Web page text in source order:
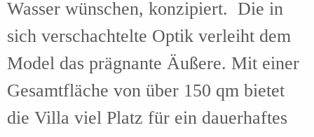
Wasser wünschen, konzipiert. Die in
sich verschachtelte Optik verleiht dem
Model das prägnante Äußere. Mit einer
Gesamtfläche von über 150 qm bietet
die Villa viel Platz für ein dauerhaftes